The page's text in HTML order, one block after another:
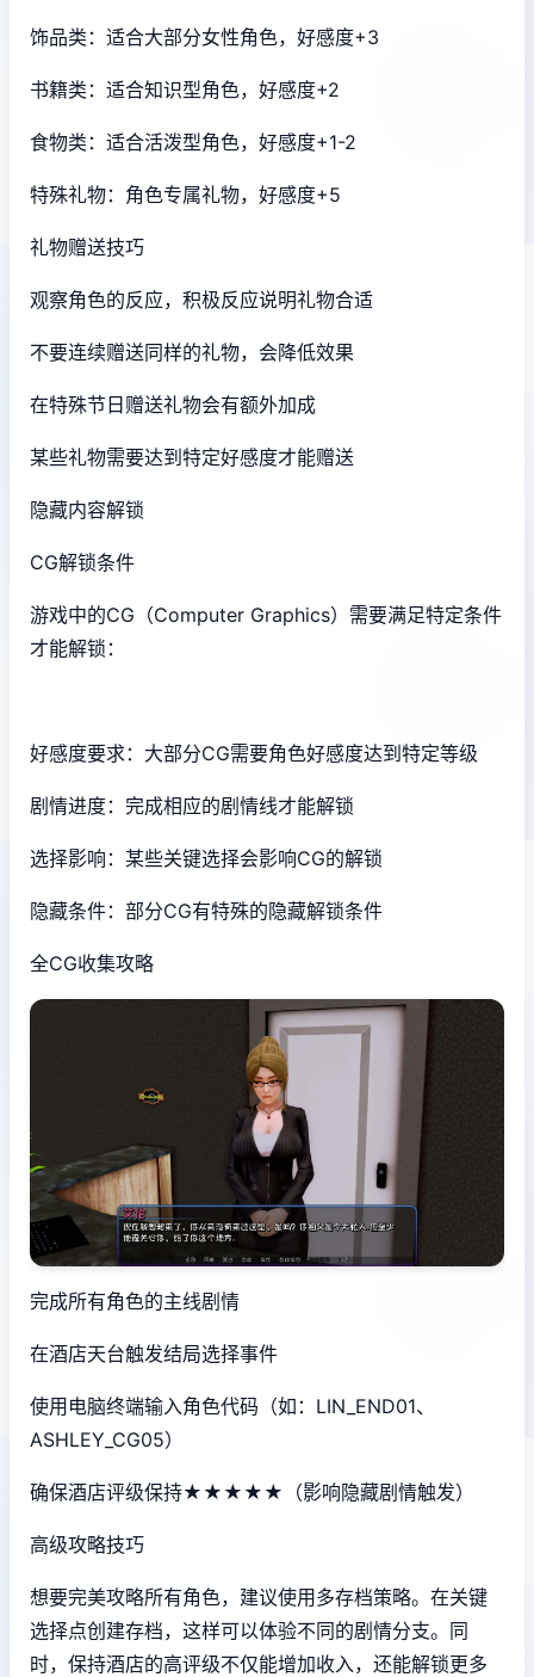
饰品类：适合大部分女性角色，好感度+3
书籍类：适合知识型角色，好感度+2
食物类：适合活泼型角色，好感度+1-2
特殊礼物：角色专属礼物，好感度+5
礼物赠送技巧
观察角色的反应，积极反应说明礼物合适
不要连续赠送同样的礼物，会降低效果
在特殊节日赠送礼物会有额外加成
某些礼物需要达到特定好感度才能赠送
隐藏内容解锁
CG解锁条件
游戏中的CG（Computer Graphics）需要满足特定条件
才能解锁：
好感度要求：大部分CG需要角色好感度达到特定等级
剧情进度：完成相应的剧情线才能解锁
选择影响：某些关键选择会影响CG的解锁
隐藏条件：部分CG有特殊的隐藏解锁条件
全CG收集攻略
完成所有角色的主线剧情
在酒店天台触发结局选择事件
使用电脑终端输入角色代码（如：LIN_END01、
ASHLEY_CG05）
确保酒店评级保持★★★★★（影响隐藏剧情触发）
高级攻略技巧
想要完美攻略所有角色，建议使用多存档策略。在关键
选择点创建存档，这样可以体验不同的剧情分支。同
时，保持酒店的高评级不仅能增加收入，还能解锁更多